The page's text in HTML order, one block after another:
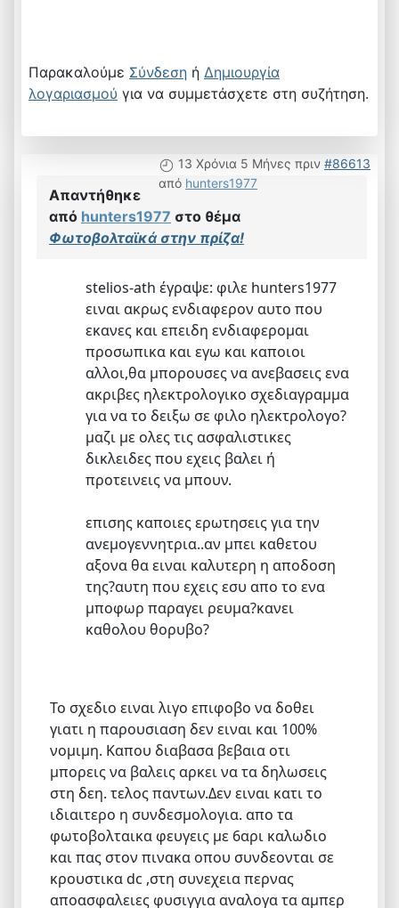
Παρακαλούμε Σύνδεση ή Δημιουργία
λογαριασμού για να συμμετάσχετε στη συζήτηση.
13 Χρόνια 5 Μήνες πριν #86613
από hunters1977
Απαντήθηκε
από hunters1977 στο θέμα
Φωτοβολταϊκά στην πρίζα!
stelios-ath έγραψε: φιλε hunters1977
ειναι ακρως ενδιαφερον αυτο που
εκανες και επειδη ενδιαφερομαι
προσωπικα και εγω και καποιοι
αλλοι,θα μπορουσες να ανεβασεις ενα
ακριβες ηλεκτρολογικο σχεδιαγραμμα
για να το δειξω σε φιλο ηλεκτρολογο?
μαζι με ολες τις ασφαλιστικες
δικλειδες που εχεις βαλει ή
προτεινεις να μπουν.
επισης καποιες ερωτησεις για την
ανεμογεννητρια..αν μπει καθετου
αξονα θα ειναι καλυτερη η αποδοση
της?αυτη που εχεις εσυ απο το ενα
μποφωρ παραγει ρευμα?κανει
καθολου θορυβο?
Το σχεδιο ειναι λιγο επιφοβο να δοθει
γιατι η παρουσιαση δεν ειναι και 100%
νομιμη. Καπου διαβασα βεβαια οτι
μπορεις να βαλεις αρκει να τα δηλωσεις
στη δεη. τελος παντων.Δεν ειναι κατι το
ιδιαιτερο η συνδεσμολογια. απο τα
φωτοβολταικα φευγεις με 6αρι καλωδιο
και πας στον πινακα οπου συνδεονται σε
κρουστικα dc ,στη συνεχεια περνας
αποασφαλειες φυσιγγια αναλογα τα αμπερ